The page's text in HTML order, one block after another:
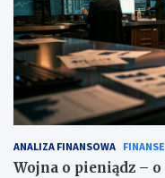
ANALIZA FINANSOWA FINANSE
Wojna o pieniądz –